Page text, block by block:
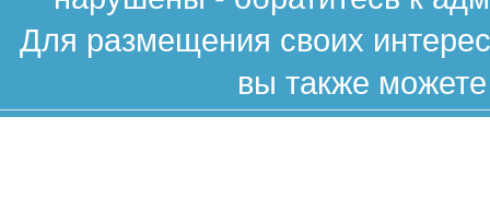
Для размещения своих
вы также